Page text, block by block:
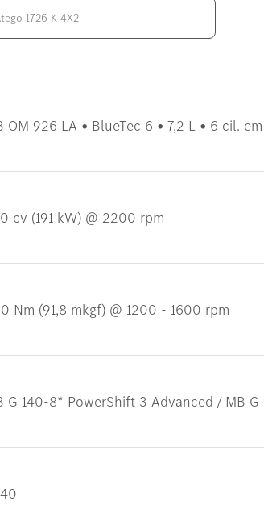
OM 926 LA • BlueTec 6 • 7,2 L • 6 cil.
cv (191 kW) @ 2200 rpm
Nm (91,8 mkgf) @ 1200 - 1600 rpm
G 140-8* PowerShift 3 Advanced / MB